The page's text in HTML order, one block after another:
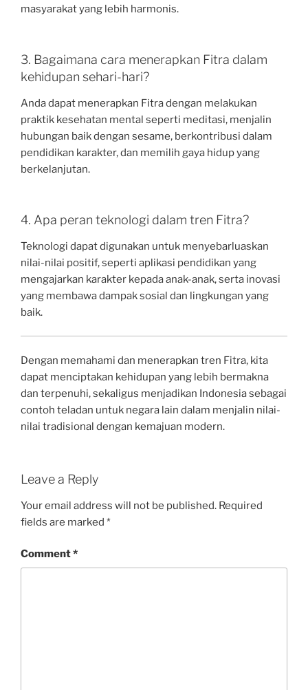
masyarakat yang lebih harmonis.
3. Bagaimana cara menerapkan Fitra dalam
kehidupan sehari-hari?
Anda dapat menerapkan Fitra dengan melakukan
praktik kesehatan mental seperti meditasi, menjalin
hubungan baik dengan sesame, berkontribusi dalam
pendidikan karakter, dan memilih gaya hidup yang
berkelanjutan.
4. Apa peran teknologi dalam tren Fitra?
Teknologi dapat digunakan untuk menyebarluaskan
nilai-nilai positif, seperti aplikasi pendidikan yang
mengajarkan karakter kepada anak-anak, serta inovasi
yang membawa dampak sosial dan lingkungan yang
baik.
Dengan memahami dan menerapkan tren Fitra, kita
dapat menciptakan kehidupan yang lebih bermakna
dan terpenuhi, sekaligus menjadikan Indonesia sebagai
contoh teladan untuk negara lain dalam menjalin nilai-
nilai tradisional dengan kemajuan modern.
Leave a Reply
Your email address will not be published. Required
fields are marked *
Comment*